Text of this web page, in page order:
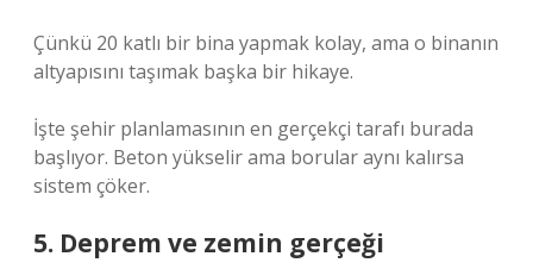
Çünkü 20 katlı bir bina yapmak kolay, ama o binanın
altyapısını taşımak başka bir hikaye.
İşte şehir planlamasının en gerçekçi tarafı burada
başlıyor. Beton yükselir ama borular aynı kalırsa
sistem çöker.
5. Deprem ve zemin gerçeği